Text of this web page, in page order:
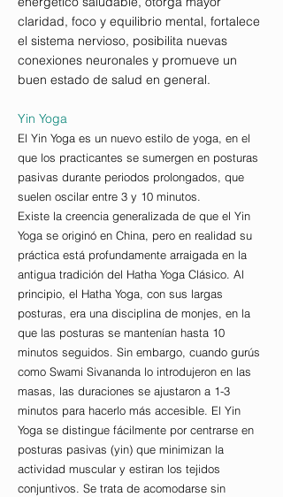
claridad, foco y equilibrio mental, fortalece
el sistema nervioso, posibilita nuevas
conexiones neuronales y promueve un
buen estado de salud en general.
Yin Yoga
​El Yin Yoga es un nuevo estilo de yoga, en el
que los practicantes se sumergen en posturas
pasivas durante periodos prolongados, que
suelen oscilar entre 3 y 10 minutos.
Existe la creencia generalizada de que el Yin
Yoga se originó en China, pero en realidad su
práctica está profundamente arraigada en la
antigua tradición del Hatha Yoga Clásico. Al
principio, el Hatha Yoga, con sus largas
posturas, era una disciplina de monjes, en la
que las posturas se mantenían hasta 10
minutos seguidos. Sin embargo, cuando gurús
como Swami Sivananda lo introdujeron en las
masas, las duraciones se ajustaron a 1-3
minutos para hacerlo más accesible. El Yin
Yoga se distingue fácilmente por centrarse en
posturas pasivas (yin) que minimizan la
actividad muscular y estiran los tejidos
conjuntivos. Se trata de acomodarse sin